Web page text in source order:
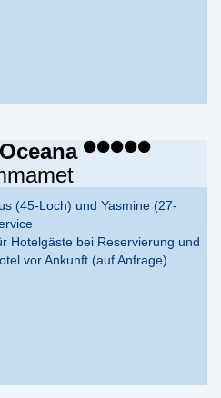
(45-Loch) und Yasmine (27-
Hotelgäste bei Reservierung und
vor Ankunft (auf Anfrage)